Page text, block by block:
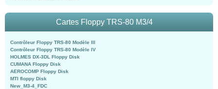
Cartes Floppy TRS-80 M3/4
Contrôleur Floppy TRS-80 Modèle III
Contrôleur Floppy TRS-80 Modèle IV
HOLMES DX-3DL Floppy Disk
CUMANA Floppy Disk
AEROCOMP Floppy Disk
MTI floppy Disk
New_M3-4_FDC